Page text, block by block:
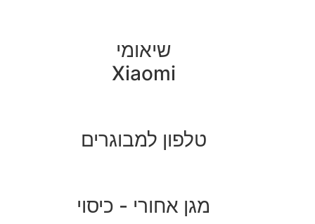
שיאומי
Xiaomi
טלפון למבוגרים
מגן אחורי - כיסוי